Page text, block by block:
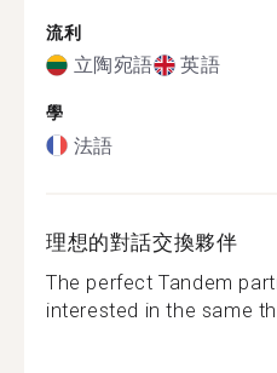
流利
立陶宛語 英語
學
法語
理想的對話交換夥伴
The perfect Tandem
interested in the same